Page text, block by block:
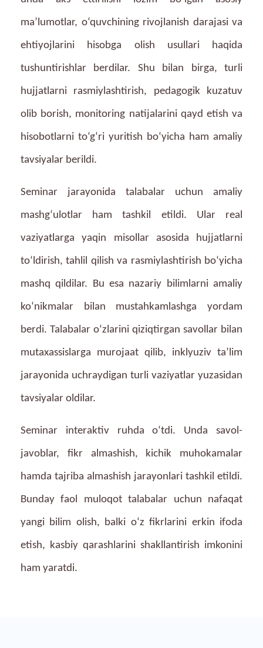
ma’lumotlar, o‘quvchining rivojlanish darajasi va
ehtiyojlarini hisobga olish usullari haqida
tushuntirishlar berdilar. Shu bilan birga, turli
hujjatlarni rasmiylashtirish, pedagogik kuzatuv
olib borish, monitoring natijalarini qayd etish va
hisobotlarni to‘g‘ri yuritish bo‘yicha ham amaliy
tavsiyalar berildi.
Seminar jarayonida talabalar uchun amaliy
mashg‘ulotlar ham tashkil etildi. Ular real
vaziyatlarga yaqin misollar asosida hujjatlarni
to‘ldirish, tahlil qilish va rasmiylashtirish bo‘yicha
mashq qildilar. Bu esa nazariy bilimlarni amaliy
ko‘nikmalar bilan mustahkamlashga yordam
berdi. Talabalar o‘zlarini qiziqtirgan savollar bilan
mutaxassislarga murojaat qilib, inklyuziv ta’lim
jarayonida uchraydigan turli vaziyatlar yuzasidan
tavsiyalar oldilar.
Seminar interaktiv ruhda o‘tdi. Unda savol-
javoblar, fikr almashish, kichik muhokamalar
hamda tajriba almashish jarayonlari tashkil etildi.
Bunday faol muloqot talabalar uchun nafaqat
yangi bilim olish, balki o‘z fikrlarini erkin ifoda
etish, kasbiy qarashlarini shakllantirish imkonini
ham yaratdi.